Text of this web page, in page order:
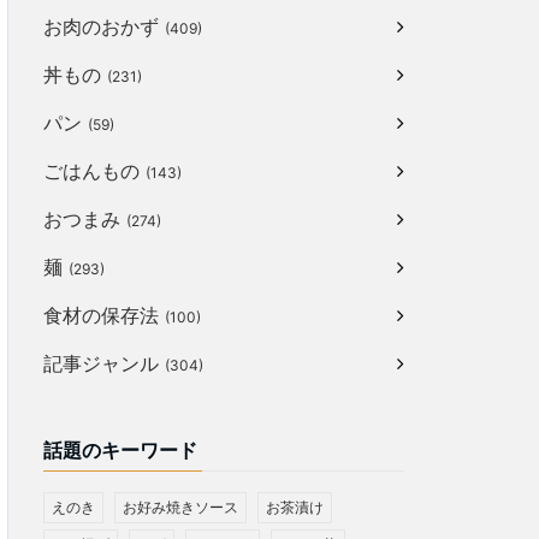
お肉のおかず (409)
丼もの (231)
パン (59)
ごはんもの (143)
おつまみ (274)
麺 (293)
食材の保存法 (100)
記事ジャンル (304)
話題のキーワード
えのき お好み焼きソース お茶漬け